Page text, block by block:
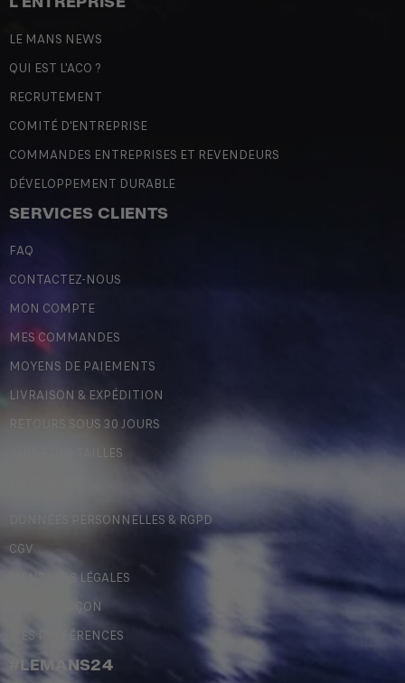
LE MANS NEWS
QUI EST L'ACO ?
RECRUTEMENT
COMITÉ D'ENTREPRISE
COMMANDES ENTREPRISES ET REVENDEURS
DÉVELOPPEMENT DURABLE
SERVICES CLIENTS
FAQ
CONTACTEZ-NOUS
MON COMPTE
MES COMMANDES
MOYENS DE PAIEMENTS
LIVRAISON & EXPÉDITION
RETOURS SOUS 30 JOURS
GUIDE DES TAILLES
DONNÉES PERSONNELLES & RGPD
CGV
MENTIONS LÉGALES
CONTREFAÇON
MES PRÉFÉRENCES
#LEMANS24